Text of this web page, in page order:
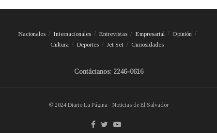
Nacionales Internacionales Entrevistas Empresarial
Opinión
Cultura
Deportes Jet Set Curiosidades
Contáctanos: 2246-0616
© 2024 Diario La Página - Noticias de El Salvador